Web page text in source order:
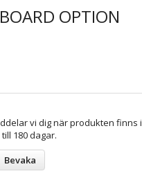
OPTION
vi dig när produkten finns i
180 dagar.
Bevaka